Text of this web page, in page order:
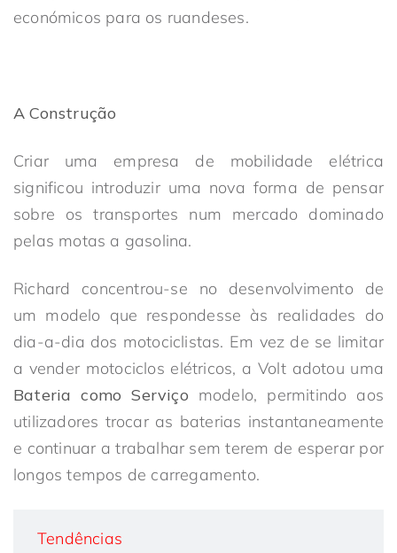
económicos para os ruandeses.
A Construção
Criar uma empresa de mobilidade elétrica
significou introduzir uma nova forma de pensar
sobre os transportes num mercado dominado
pelas motas a gasolina.
Richard concentrou-se no desenvolvimento de
um modelo que respondesse às realidades do
dia-a-dia dos motociclistas. Em vez de se limitar
a vender motociclos elétricos, a Volt adotou uma
Bateria como Serviço modelo, permitindo aos
utilizadores trocar as baterias instantaneamente
e continuar a trabalhar sem terem de esperar por
longos tempos de carregamento.
Tendências